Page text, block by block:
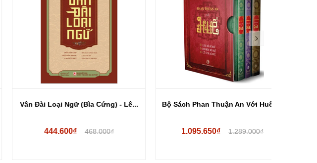
Vân Đài Loại Ngữ (Bìa Cứng) - Lê...
444.600₫ 468.000₫
Bộ Sách Phan Thuận An Với Huế -...
1.095.650₫ 1.289.000₫